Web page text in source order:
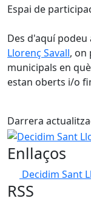
Espai de
Des d'aquí
Llorenç Savall, on
municipals en
estan oberts i/o
Darrera
Decidim Sant
Enllaços
Decidim Sant
RSS